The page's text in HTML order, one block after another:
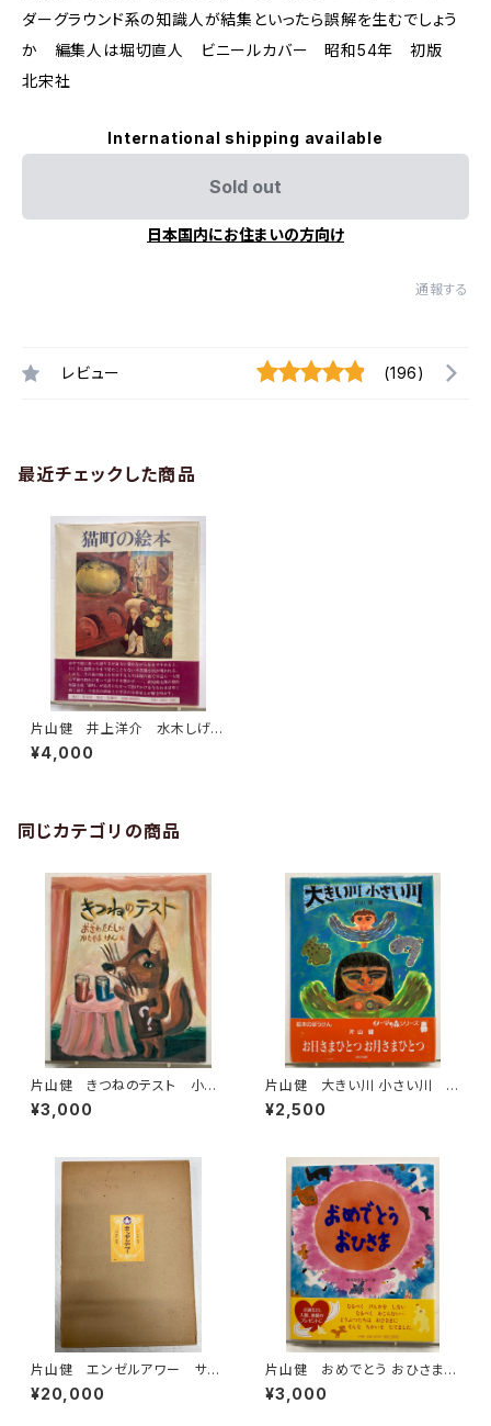
ダーグラウンド系の知識人が結集といったら誤解を生むでしょう
か 編集人は堀切直人 ビニールカバー 昭和54年 初版
北宋社
International shipping available
Sold out
日本国内にお住まいの方向け
通報する
レビュー (196)
最近チェックした商品
片山健 井上洋介 水木しげ
る 花輪和一 長新太 赤瀬
川原平など 猫町の絵本 堀
¥4,000
同じカテゴリの商品
片山健 きつねのテスト 小沢
正 1980年初版の1987年３
刷 小峰書店
¥3,000
片山健 大きい川 小さい川 1
991年 イメージの森 ほるぷ
出版刊
¥2,500
片山健 エンゼルアワー サイ
ン入り 限定千部のうち80番
昭和46年 幻燈社
¥20,000
片山健 おめでとう おひさま
中川ひろたか カット入り 片山
健のサイン 2011年 初版
¥3,000